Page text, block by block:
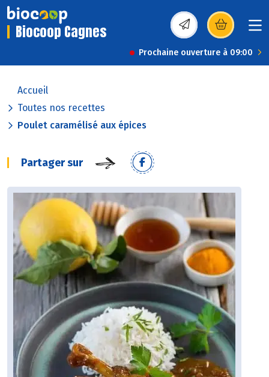
Biocoop Cagnes (s’ouvre dans une
Prochaine ouverture à 09:00
Accueil
Toutes nos recettes
Poulet caramélisé aux épices
Partager sur